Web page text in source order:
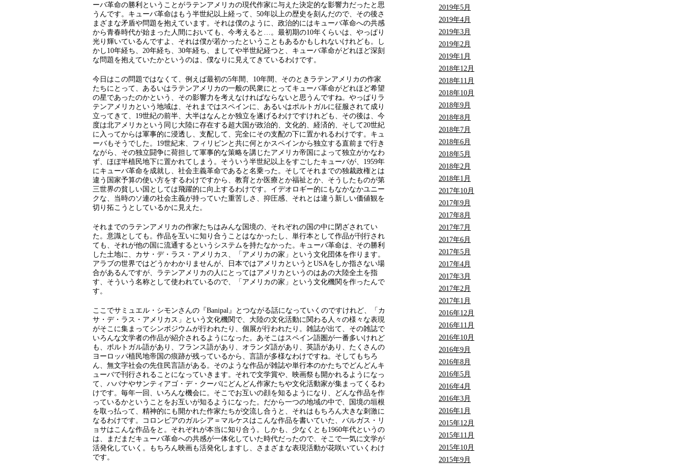
ーバ革命の勝利ということがラテンアメリカの現代作家に与えた決定的な影響力だったと思
うんです。キューバ革命はもう半世紀以上経って、50年以上の歴史を刻んだので、その後さ
まざまな矛盾や問題を抱えています。それは僕のように、政治的にはキューバ革命への共感
から青春時代が始まった人間においても、今考えると…。最初期の10年くらいは、やっぱり
光り輝いているんですよ、それは僕が若かったということもあるかもしれないけれども。し
かし10年経ち、20年経ち、30年経ち、ましてや半世紀経つと、キューバ革命がどれほど深刻
な問題を抱えていたかというのは、僕なりに見えてきているわけです。
今日はこの問題ではなくて、例えば最初の5年間、10年間、そのときラテンアメリカの作家
たちにとって、あるいはラテンアメリカの一般の民衆にとってキューバ革命がどれほど希望
の星であったのかという、その影響力を考えなければならないと思うんですね。やっぱりラ
テンアメリカという地域は、それまではスペインに、あるいはポルトガルに征服されて成り
立ってきて、19世紀の前半、大半はなんとか独立を遂げるわけですけれども、その後は、今
度は北アメリカという同じ大陸に存在する超大国が政治的、文化的、経済的、そして20世紀
に入ってからは軍事的に浸透し、支配して、完全にその支配の下に置かれるわけです。キュ
ーバもそうでした。19世紀末、フィリピンと共に何とかスペインから独立する直前まで行き
ながら、その独立闘争に荷担して軍事的な策略を講じたアメリカ帝国によって独立がかなわ
ず、ほぼ半植民地下に置かれてしまう。そういう半世紀以上をすごしたキューバが、1959年
にキューバ革命を成就し、社会主義革命であると名乗った。そしてそれまでの独裁政権とは
違う国家予算の使い方をするわけですから、教育とか医療とか福祉とか、そうしたものが第
三世界の貧しい国としては飛躍的に向上するわけです。イデオロギー的にもなかなかユニー
クな、当時のソ連の社会主義が持っていた重苦しさ、抑圧感、それとは違う新しい価値観を
切り拓こうとしているかに見えた。
それまでのラテンアメリカの作家たちはみんな国境の、それぞれの国の中に閉ざされてい
た。意識としても。作品を互いに知り合うことはなかったし、単行本として作品が刊行され
ても、それが他の国に流通するというシステムを持たなかった。キューバ革命は、その勝利
した土地に、カサ・デ・ラス・アメリカス、「アメリカの家」という文化団体を作ります。
アラブの世界ではどうかわかりませんが、日本ではアメリカというとUSAをしか指さない場
合があるんですが、ラテンアメリカの人にとってはアメリカというのはあの大陸全土を指
す、そういう名称として使われているので、「アメリカの家」という文化機関を作ったんで
す。
ここでサミュエル・シモンさんの『Banipal』とつながる話になっていくのですけれど、「カ
サ・デ・ラス・アメリカス」という文化機関で、大陸の文化活動に関わる人々の様々な表現
がそこに集まってシンポジウムが行われたり、個展が行われたり。雑誌が出て、その雑誌で
いろんな文学者の作品が紹介されるようになった。あそこはスペイン語圏が一番多いけれど
も、ポルトガル語があり、フランス語があり、オランダ語があり、英語があり、たくさんの
ヨーロッパ植民地帝国の痕跡が残っているから、言語が多様なわけですね。そしてもちろ
ん、無文字社会の先住民言語がある。そのような作品が雑誌や単行本のかたちでどんどんキ
ューバで刊行されることになっていきます。それで文学賞や、映画祭も開かれるようになっ
て、ハバナやサンティアゴ・デ・クーバにどんどん作家たちや文化活動家が集まってくるわ
けです。毎年一回、いろんな機会に。そこでお互いの顔を知るようになり、どんな作品を作
っているかということをお互いが知るようになった。だから一つの地域の中で、国境の垣根
を取っ払って、精神的にも開かれた作家たちが交流し合うと、それはもちろん大きな刺激に
なるわけです。コロンビアのガルシア＝マルケスはこんな作品を書いていた、バルガス・リ
ョサはこんな作品をと。それぞれが本当に知り合う。しかも、少なくとも1960年代というの
は、まだまだキューバ革命への共感が一体化していた時代だったので、そこで一気に文学が
活発化していく。もちろん映画も活発化しますし、さまざまな表現活動が花咲いていくわけ
です。
2019年5月
2019年4月
2019年3月
2019年2月
2019年1月
2018年12月
2018年11月
2018年10月
2018年9月
2018年8月
2018年7月
2018年6月
2018年5月
2018年2月
2018年1月
2017年10月
2017年9月
2017年8月
2017年7月
2017年6月
2017年5月
2017年4月
2017年3月
2017年2月
2017年1月
2016年12月
2016年11月
2016年10月
2016年9月
2016年8月
2016年5月
2016年4月
2016年3月
2016年1月
2015年12月
2015年11月
2015年10月
2015年9月